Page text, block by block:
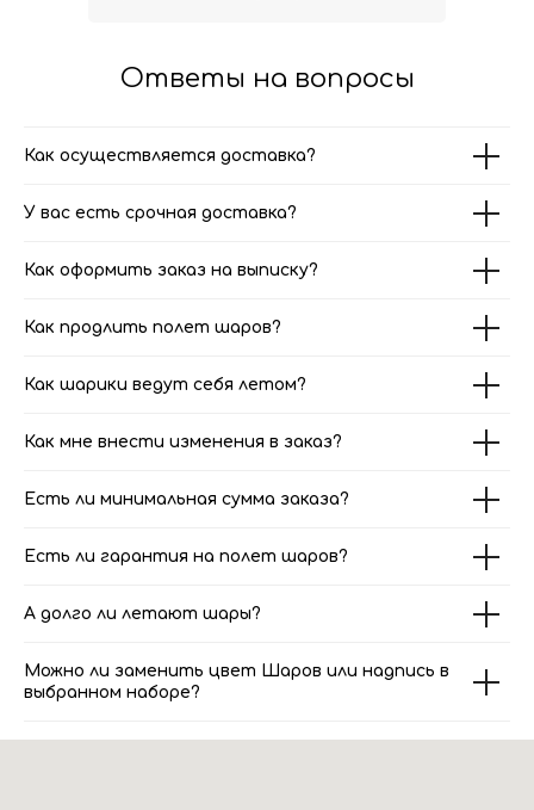
Ответы на вопросы
Как осуществляется доставка?
У вас есть срочная доставка?
Как оформить заказ на выписку?
Как продлить полет шаров?
Как шарики ведут себя летом?
Как мне внести изменения в заказ?
Есть ли минимальная сумма заказа?
Есть ли гарантия на полет шаров?
А долго ли летают шары?
Можно ли заменить цвет Шаров или надпись в
выбранном наборе?